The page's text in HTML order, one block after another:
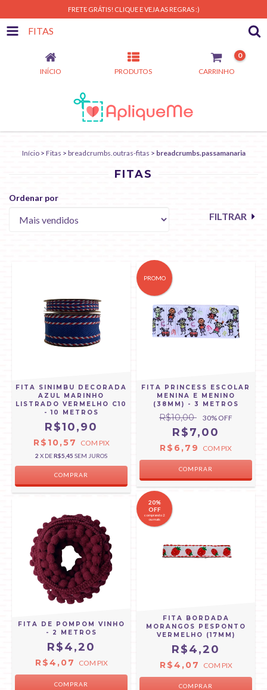
FRETE GRÁTIS! CLIQUE E VEJA AS REGRAS :)
FITAS
INÍCIO PRODUTOS CARRINHO
0
Início > Fitas > breadcrumbs.outras-fitas > breadcrumbs.passamanaria
FITAS
Ordenar por
FILTRAR
FITA SINIMBU DECORADA
AZUL MARINHO
LISTRADO VERMELHO C10
- 10 METROS
R$10,90
R$10,57 COM PIX
2 X DER$5,45 SEM JUROS
COMPRAR
PROMO
FITA PRINCESS ESCOLAR
MENINA E MENINO
(38MM) - 3 METROS
R$10,00 30% OFF
R$7,00
R$6,79 COM PIX
COMPRAR
FITA DE POMPOM VINHO
- 2 METROS
R$4,20
R$4,07 COM PIX
20%
OFF
comprando 2
ou mais
FITA BORDADA
MORANGOS PESPONTO
VERMELHO (17MM)
R$4,20
R$4,07 COM PIX
COMPRAR